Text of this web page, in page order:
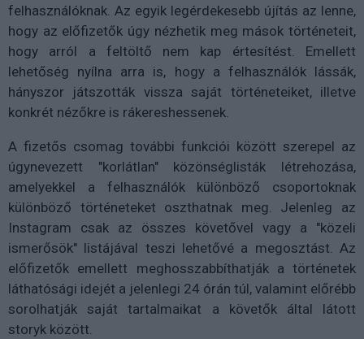
felhasználóknak. Az egyik legérdekesebb újítás az lenne,
hogy az előfizetők úgy nézhetik meg mások történeteit,
hogy arról a feltöltő nem kap értesítést. Emellett
lehetőség nyílna arra is, hogy a felhasználók lássák,
hányszor játszották vissza saját történeteiket, illetve
konkrét nézőkre is rákereshessenek.
A fizetős csomag további funkciói között szerepel az
úgynevezett "korlátlan" közönséglisták létrehozása,
amelyekkel a felhasználók különböző csoportoknak
különböző történeteket oszthatnak meg. Jelenleg az
Instagram csak az összes követővel vagy a "közeli
ismerősök" listájával teszi lehetővé a megosztást. Az
előfizetők emellett meghosszabbíthatják a történetek
láthatósági idejét a jelenlegi 24 órán túl, valamint előrébb
sorolhatják saját tartalmaikat a követők által látott
storyk között.